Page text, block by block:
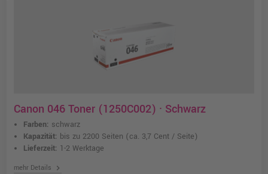
Canon 046 Toner (1250C002) · Schwarz
Farben: schwarz
Kapazität: bis zu 2200 Seiten (ca. 3,7 Cent / Seite)
Lieferzeit: 1-2 Werktage
mehr Details chevron_right